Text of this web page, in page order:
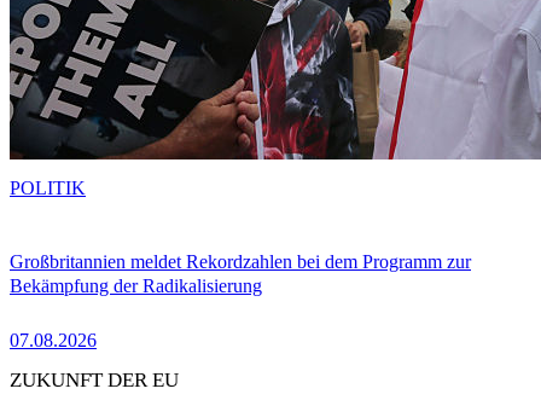
Großbritannien meldet Rekordzahlen bei dem Programm zur
Bekämpfung der Radikalisierung
07.08.2026
POLITIK
ZUKUNFT DER EU